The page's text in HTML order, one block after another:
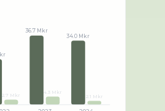
2.7 Mkr
36.7 Mkr
4.3 Mkr
34.0 Mkr
2.1 Mkr